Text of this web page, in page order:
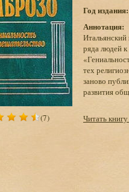
(7)
Год издания:
Аннотация:
ряда людей
тех
заново
развития
Читать